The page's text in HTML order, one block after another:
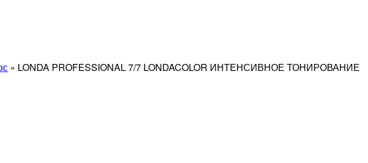
» LONDA PROFESSIONAL 7/7 LONDACOLOR ИНТЕНСИВНОЕ ТОНИРОВАНИЕ